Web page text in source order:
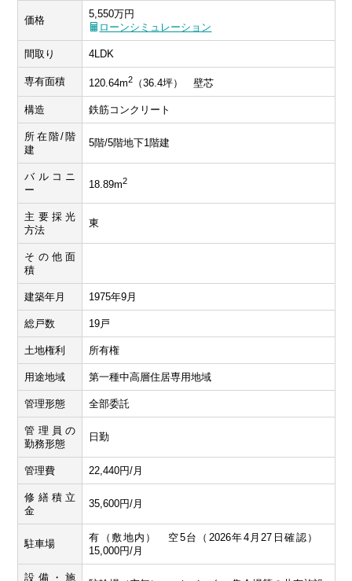
価格
5,550万円
ローンシミュレーション
間取り 4LDK
専有面積 120.64m2 （36.4坪） 壁芯
構造 鉄筋コンクリート
所在階/階
建
5階/5階地下1階建
バルコニ
ー
18.89m2
主要採光
方法
東
その他面
積
建築年月 1975年9月
総戸数 19戸
土地権利 所有権
用途地域 第一種中高層住居専用地域
管理形態 全部委託
管理員の
勤務形態
日勤
管理費 22,440円/月
修繕積立
金
35,600円/月
駐車場
有（敷地内） 空5台（2026年4月27日確認）
15,000円/月
設備・施